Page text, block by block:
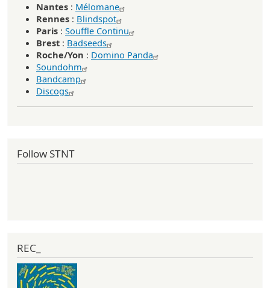
Nantes : Mélomane
Rennes : Blindspot
Paris : Souffle Continu
Brest : Badseeds
Roche/Yon : Domino Panda
Soundohm
Bandcamp
Discogs
Follow STNT
REC_